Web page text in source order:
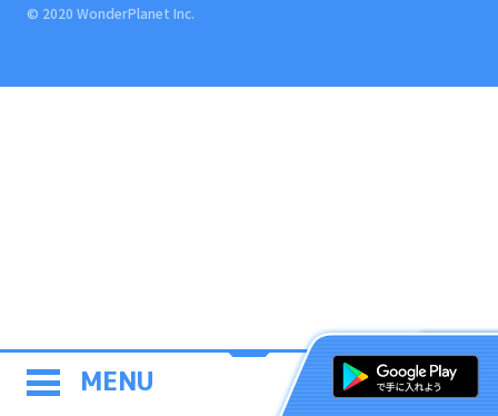
MENU
© 2020 WonderPlanet Inc.